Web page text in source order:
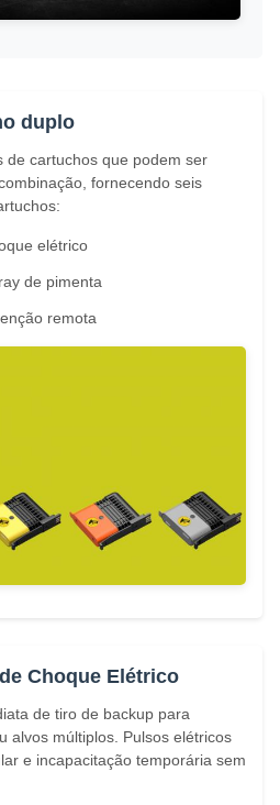
duplo
de cartuchos que podem ser
fornecendo seis
elétrico
de pimenta
remota
Choque Elétrico
de tiro de backup para
alvos múltiplos. Pulsos elétricos
e incapacitação temporária sem